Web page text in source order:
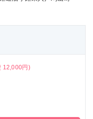
12,000円)